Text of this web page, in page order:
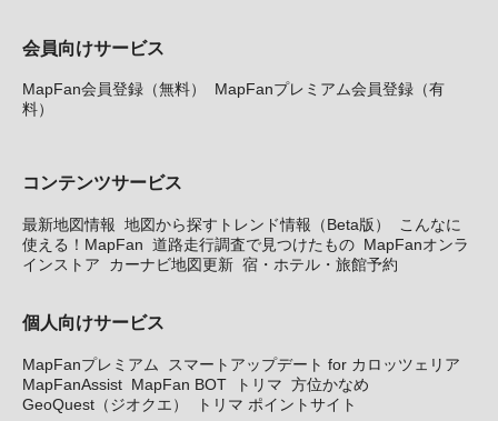
会員向けサービス
MapFan会員登録（無料）
MapFanプレミアム会員登録（有
料）
コンテンツサービス
最新地図情報 地図から探すトレンド情報（Beta版）
こんなに
使える！MapFan 道路走行調査で見つけたもの MapFanオンラ
インストア
カーナビ地図更新 宿・ホテル・旅館予約
個人向けサービス
MapFanプレミアム
スマートアップデート for カロッツェリア
MapFanAssist MapFan BOT トリマ 方位かなめ
GeoQuest（ジオクエ）
トリマ ポイントサイト